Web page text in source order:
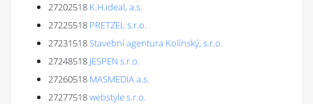
27202518 K.H.ideal, a.s.
27225518 PRETZEL s.r.o.
27231518Stavební agentura Kolínský, s.r.o.
27248518 JESPEN s.r.o.
27260518 MASMEDIA a.s.
27277518webstyle s.r.o.